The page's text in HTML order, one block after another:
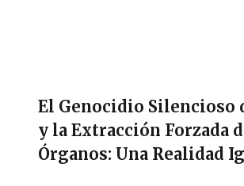
El Genocidio Silencioso
y la Extracción Forzada
Órganos: Una Realidad